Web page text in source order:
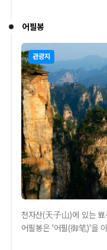
어필봉
관광지
천자산(天子山)에 있는 뾰
어필봉은 '어필(御笔)'을